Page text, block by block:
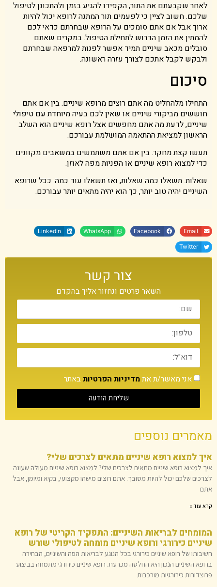
לאחר שקבעתם את התור, הקפידו להגיע בזמן ולהתכונן לטיפול
שלכם. חשוב לציין כי לפעמים תור המתנה לרופא יכול להיות
ארוך אבל אם אתם סומכים על הרופא שבחרתם כדאי לכם
להמתין את הזמן הדרוש לתחילת הטיפול. במקרים שאתם
סובלים מכאב שיניים תמיד אפשר לפנות למרפאה שבחרתם
ולבקש לקבל אתכם לצורך עזרה ראשונה.
סיכום
התחילו מלהחליט מה אתם רוצים מרופא שיניים. בין אם אתם
חוששים מביקורי שיניים או שאין לכם בעיה מיוחדת עם טיפולי
שיניים, לדעת מה אתם מחפשים אצל רופא שיניים הוא השלב
הראשון למציאת ההתאמה המושלמת עבורכם.
תעשו קצת מחקר. בין אם אתם משתמשים במשאבים מקוונים
כדי למצוא רופא שיניים או הפניות מפה לאוזן.
שאלות. תשאלו כמה שאלות, ואז תשאלו עוד כמה. ככל שרופא
השיניים יהיה טוב יותר, כך הוא יהיה מתאים יותר עבורכם.
Email
Facebook
WhatsApp
LinkedIn
Twitter
צור קשר
השאר פרטים ונחזור אליך בהקדם
אני מאשר/ת אתמדיניות הפרטיותבאתר
שליחת הודעה
מאמרים נוספים
איך למצוא רופא שיניים מתאים לצרכים שלי?
איך למצוא רופא שיניים מתאים לצרכים שלי? למצוא רופא שיניים מעולה שעונה
לצרכים שלכם יכול להיות מסובך. אתם רוצים מישהו מקצועי, בקיא ומיומן, אבל
אתם
קרא עוד »
המומחים לבריאות השיניים: התפקיד הקריטי של רופא
שיניים כירורגי ורופא שיניים מומחה לטיפולי שורש
חשיבותו של רופא שיניים כירורגי בכל הנוגע לבריאות הפה והשיניים, הבחירה
ברופא השיניים הנכון היא החלטה מכרעת. רופא שיניים כירורגי מתמחה בביצוע
פרוצדורות כירורגיות מורכבות